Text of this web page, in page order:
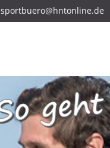
sportbuero@hntonline.de